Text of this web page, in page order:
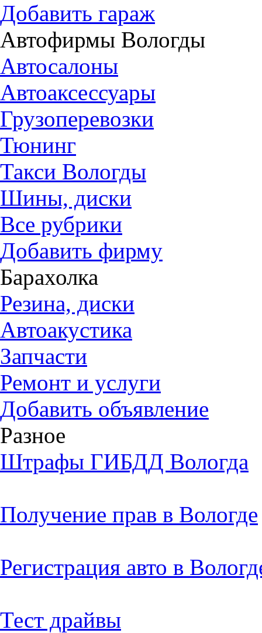
Добавить гараж
Автофирмы Вологды
Автосалоны
Автоаксессуары
Грузоперевозки
Тюнинг
Такси Вологды
Шины, диски
Все рубрики
Добавить фирму
Барахолка
Резина, диски
Автоакустика
Запчасти
Ремонт и услуги
Добавить объявление
Разное
Штрафы ГИБДД Вологда
Получение прав в Вологде
Регистрация авто в
Тест драйвы